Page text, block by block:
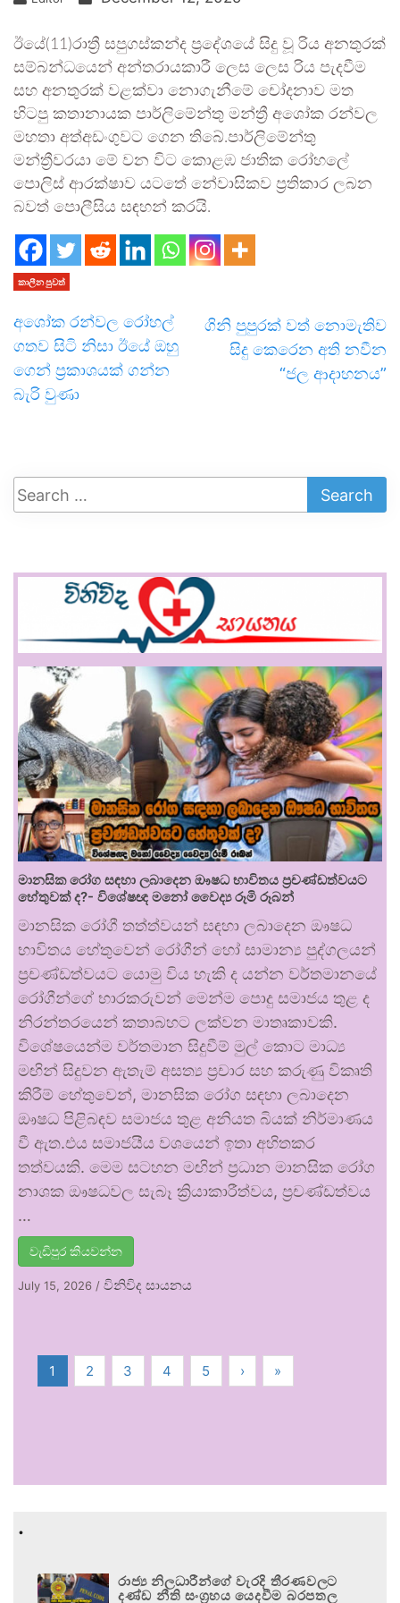
ඊයේ(11)රාත්‍රී සපුගස්කන්ද ප්‍රදේශයේ සිදු වූ රිය අනතුරක්
සම්බන්ධයෙන් අන්තරායකාරී ලෙස ලෙස රිය පැදවීම
සහ අනතුරක් වළක්වා නොගැනීමේ චෝදනාව මත
හිටපු කතානායක පාර්ලිමේන්තු මන්ත්‍රී අශෝක රන්වල
මහතා අත්අඩංගුවට ගෙන තිබේ.පාර්ලිමේන්තු
මන්ත්‍රීවරයා මේ වන විට කොළඹ ජාතික රෝහලේ
පොලිස් ආරක්ෂාව යටතේ නේවාසිකව ප්‍රතිකාර ලබන
බවත් පොලීසිය සඳහන් කරයි.
කාලීන පුවත්
අශෝක රන්වල රෝහල්
ගතව සිටි නිසා ඊයේ ඔහු
ගෙන් ප්‍රකාශයක් ගන්න
බැරි වුණා
ගිනි පුපුරක් වත් නොමැතිව
සිදු කෙරෙන අති නවීන
“ජල ආදාහනය”
මානසික රෝග සඳහා ලබාදෙන ඖෂධ භාවිතය ප්‍රචණ්ඩත්වයට
හේතුවක් ද?- විශේෂඥ මනෝ වෛද්‍ය රූමි රූබන්
මානසික රෝගී තත්ත්වයන් සඳහා ලබාදෙන ඖෂධ
භාවිතය හේතුවෙන් රෝගීන් හෝ සාමාන්‍ය පුද්ගලයන්
ප්‍රචණ්ඩත්වයට යොමු විය හැකි ද යන්න වර්තමානයේ
රෝගීන්ගේ භාරකරුවන් මෙන්ම පොදු සමාජය තුළ ද
නිරන්තරයෙන් කතාබහට ලක්වන මාතෘකාවකි.
විශේෂයෙන්ම වර්තමාන සිදුවීම් මුල් කොට මාධ්‍ය
මඟින් සිදුවන ඇතැම් අසත්‍ය ප්‍රචාර සහ කරුණු විකෘති
කිරීම් හේතුවෙන්, මානසික රෝග සඳහා ලබාදෙන
ඖෂධ පිළිබඳව සමාජය තුළ අනියත බියක් නිර්මාණය
වී ඇත.එය සමාජයීය වශයෙන් ඉතා අහිතකර
තත්වයකි. මෙම සටහන මඟින් ප්‍රධාන මානසික රෝග
නාශක ඖෂධවල සැබෑ ක්‍රියාකාරීත්වය, ප්‍රචණ්ඩත්වය
…
වැඩිපුර කියවන්න
July 15, 2026 / විනිවිද සායනය
1 2 3 4 5 › »
.
රාජ්‍ය නිලධාරීන්ගේ වැරදි තීරණවලට
දණ්ඩ නීති සංග්‍රහය යෙදවීම බරපතල